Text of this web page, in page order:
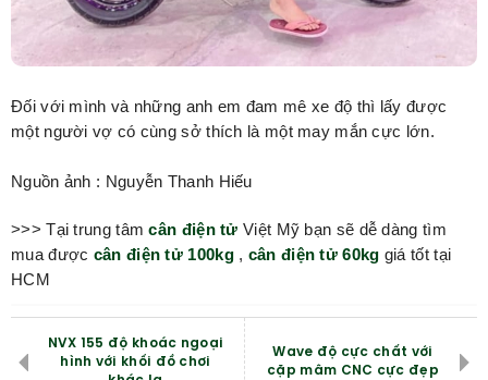
Đối với mình và những anh em đam mê xe độ thì lấy được
một người vợ có cùng sở thích là một may mắn cực lớn.
Nguồn ảnh : Nguyễn Thanh Hiếu
>>> Tại trung tâmcân điện tử Việt Mỹ bạn sẽ dễ dàng tìm
mua được cân điện tử 100kg, cân điện tử 60kg giá tốt tại
HCM
NVX 155 độ khoác ngoại
hình với khối đồ chơi
Wave độ cực chất với
cặp mâm CNC cực đẹp